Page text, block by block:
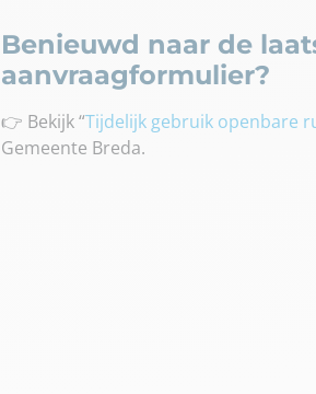
Benieuwd naar de
aanvraagformulier?
👉 Bekijk “Tijdelijk gebruik openbare
Gemeente Breda.